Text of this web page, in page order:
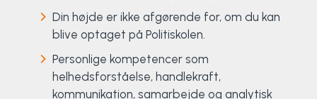
Din højde er ikke afgørende for, om du kan
blive optaget på Politiskolen.
Personlige kompetencer som
helhedsforståelse, handlekraft,
kommunikation, samarbejde og analytisk
Vandsport
Volleyball